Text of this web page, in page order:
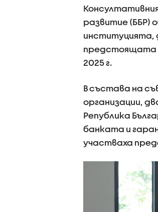
развитие (ББР)
институцията,
предстоящата
2025 г.
В състава на
организации,
Република
банката и
участваха